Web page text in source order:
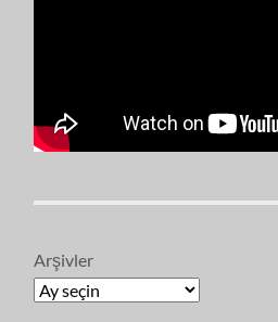
Arşivler